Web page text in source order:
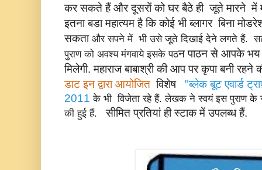
कर सकते हैं और दूसरों को घर बैठे ही जूते मारने में
इतना बडा महात्यम है कि कोई भी ब्लागर बिना
सकता और सपने में भी उसे जूते दिखाई देने लगते हैं.
पुराण को अवश्य मंगवाये इसके पठन पाठन से आपके भय
मिलेगी. महाराज बाबाश्री की आप पर कृपा बनी
डाट इन द्वारा आयोजित विशेष
"ब्लेक बूट एवार्ड
2011 के भी विजेता रहे हैं. लेखक ने स्वयं इस पुराण के
की हुई हैं.सीमित प्रतियां ही स्टाक में उपलब्ध हैं.